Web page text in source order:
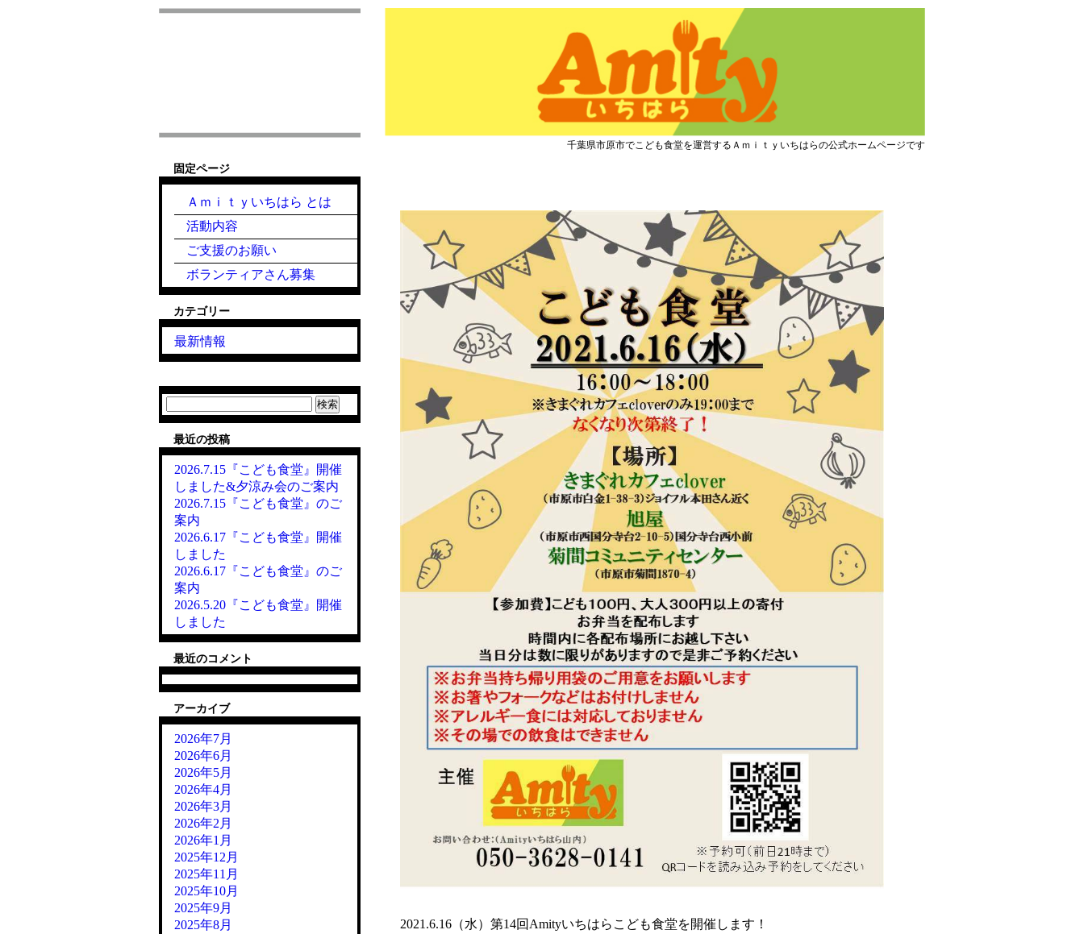
千葉県市原市でこども食堂を運営するＡｍｉｔｙいちはらの公式ホームページです
2021.6.16（水）第14回Amityいちはらこども食堂を開催します！
固定ページ
Ａｍｉｔｙいちはら とは
活動内容
ご支援のお願い
ボランティアさん募集
カテゴリー
最新情報
索:
最近の投稿
2026.7.15『こども食堂』開催
しました&夕涼み会のご案内
2026.7.15『こども食堂』のご
案内
2026.6.17『こども食堂』開催
しました
2026.6.17『こども食堂』のご
案内
2026.5.20『こども食堂』開催
しました
最近のコメント
アーカイブ
2026年7月
2026年6月
2026年5月
2026年4月
2026年3月
2026年2月
2026年1月
2025年12月
2025年11月
2025年10月
2025年9月
2025年8月